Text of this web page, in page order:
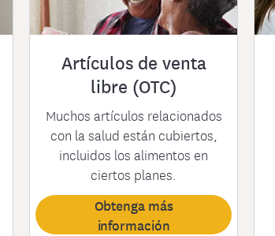
Artículos de venta
libre (OTC)
Muchos artículos relacionados
con la salud están cubiertos,
incluidos los alimentos en
ciertos planes.
Obtenga más
información